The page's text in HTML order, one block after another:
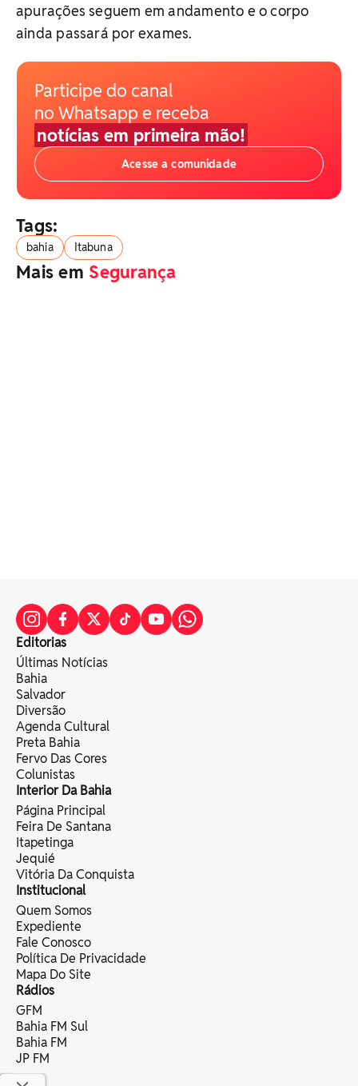
apurações seguem em andamento e o corpo
ainda passará por exames.
Participe do canal
no Whatsapp e receba
notícias em primeira mão!
Acesse a comunidade
Tags:
bahia Itabuna
Mais em Segurança
Editorias
Últimas Notícias
Bahia
Salvador
Diversão
Agenda Cultural
Preta Bahia
Fervo Das Cores
Colunistas
Interior Da Bahia
Página Principal
Feira De Santana
Itapetinga
Jequié
Vitória Da Conquista
Institucional
Quem Somos
Expediente
Fale Conosco
Política De Privacidade
Mapa Do Site
Rádios
GFM
Bahia FM Sul
Bahia FM
JP FM